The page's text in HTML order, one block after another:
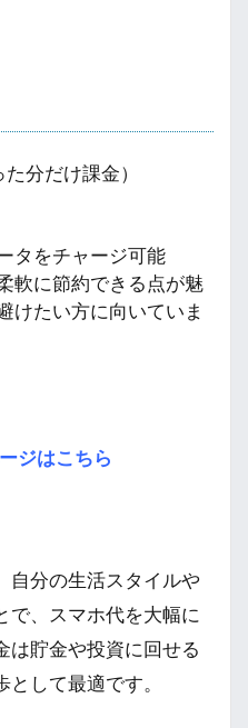
分だけ課金）
タをチャージ可能
軟に節約できる点が魅
けたい方に向いていま
ジはこちら
自分の生活スタイルや
で、スマホ代を大幅に
は貯金や投資に回せる
して最適です。